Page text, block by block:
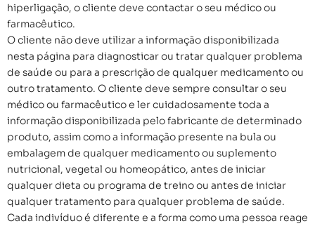
hiperligação, o cliente deve contactar o seu médico ou
farmacêutico.
O cliente não deve utilizar a informação disponibilizada
nesta página para diagnosticar ou tratar qualquer problema
de saúde ou para a prescrição de qualquer medicamento ou
outro tratamento. O cliente deve sempre consultar o seu
médico ou farmacêutico e ler cuidadosamente toda a
informação disponibilizada pelo fabricante de determinado
produto, assim como a informação presente na bula ou
embalagem de qualquer medicamento ou suplemento
nutricional, vegetal ou homeopático, antes de iniciar
qualquer dieta ou programa de treino ou antes de iniciar
qualquer tratamento para qualquer problema de saúde.
Cada indivíduo é diferente e a forma como uma pessoa reage